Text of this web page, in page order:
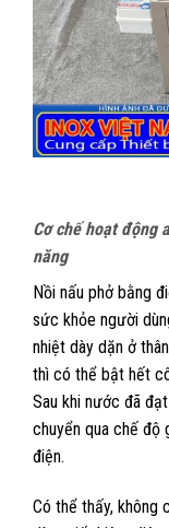
Cơ chế hoạt động
năng
Nồi nấu phở bằng
sức khỏe người
nhiệt dày dặn ở
thì có thể bật hết
Sau khi nước đã
chuyển qua chế
điện.
Có thể thấy, không